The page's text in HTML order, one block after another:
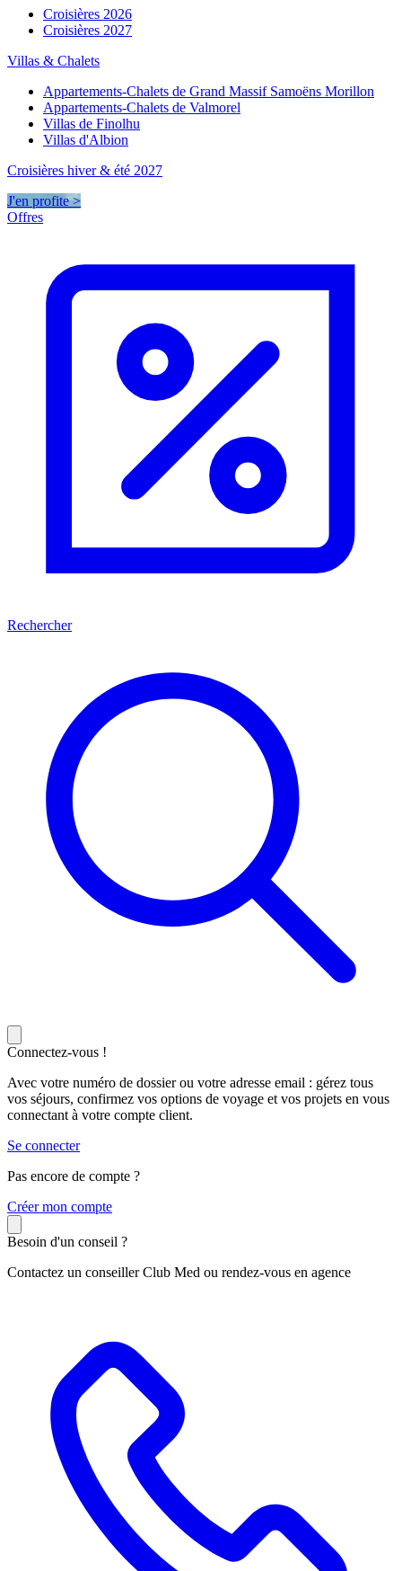
Croisières 2026
Croisières 2027
Villas & Chalets
Appartements-Chalets de Grand Massif Samoëns Morillon
Appartements-Chalets de Valmorel
Villas de Finolhu
Villas d'Albion
Croisières hiver & été 2027
J'en profite >
Offres
Rechercher
Connectez-vous !
Avec votre numéro de dossier ou votre adresse email : gérez tous
vos séjours, confirmez vos options de voyage et vos projets en vous
connectant à votre compte client.
Se connecter
Pas encore de compte ?
Créer mon compte
Besoin d'un conseil ?
Contactez un conseiller Club Med ou rendez-vous en agence